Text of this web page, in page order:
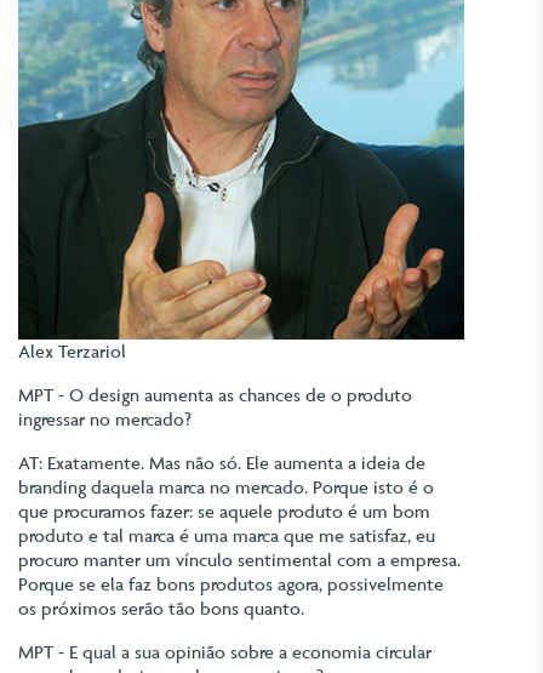
Alex Terzariol
MPT - O design aumenta as chances de o produto
ingressar no mercado?
AT: Exatamente. Mas não só. Ele aumenta a ideia de
branding daquela marca no mercado. Porque isto é o
que procuramos fazer: se aquele produto é um bom
produto e tal marca é uma marca que me satisfaz, eu
procuro manter um vínculo sentimental com a empresa.
Porque se ela faz bons produtos agora, possivelmente
os próximos serão tão bons quanto.
MPT - E qual a sua opinião sobre a economia circular